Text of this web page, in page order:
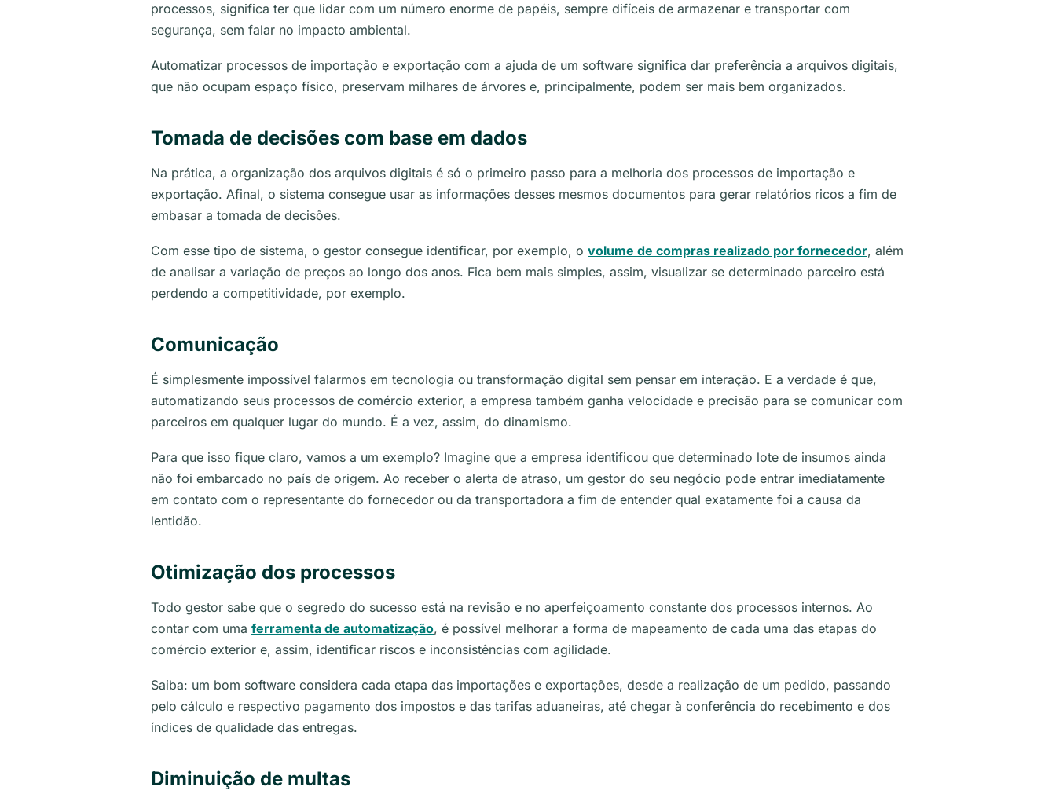
processos, significa ter que lidar com um número enorme de papéis, sempre difíceis de armazenar e transportar com
segurança, sem falar no impacto ambiental.
Automatizar processos de importação e exportação com a ajuda de um software significa dar preferência a arquivos digitais,
que não ocupam espaço físico, preservam milhares de árvores e, principalmente, podem ser mais bem organizados.
Tomada de decisões com base em dados
Na prática, a organização dos arquivos digitais é só o primeiro passo para a melhoria dos processos de importação e
exportação. Afinal, o sistema consegue usar as informações desses mesmos documentos para gerar relatórios ricos a fim de
embasar a tomada de decisões.
Com esse tipo de sistema, o gestor consegue identificar, por exemplo, o volume de compras realizado por fornecedor, além
de analisar a variação de preços ao longo dos anos. Fica bem mais simples, assim, visualizar se determinado parceiro está
perdendo a competitividade, por exemplo.
Comunicação
É simplesmente impossível falarmos em tecnologia ou transformação digital sem pensar em interação. E a verdade é que,
automatizando seus processos de comércio exterior, a empresa também ganha velocidade e precisão para se comunicar com
parceiros em qualquer lugar do mundo. É a vez, assim, do dinamismo.
Para que isso fique claro, vamos a um exemplo? Imagine que a empresa identificou que determinado lote de insumos ainda
não foi embarcado no país de origem. Ao receber o alerta de atraso, um gestor do seu negócio pode entrar imediatamente
em contato com o representante do fornecedor ou da transportadora a fim de entender qual exatamente foi a causa da
lentidão.
Otimização dos processos
Todo gestor sabe que o segredo do sucesso está na revisão e no aperfeiçoamento constante dos processos internos. Ao
contar com uma ferramenta de automatização, é possível melhorar a forma de mapeamento de cada uma das etapas do
comércio exterior e, assim, identificar riscos e inconsistências com agilidade.
Saiba: um bom software considera cada etapa das importações e exportações, desde a realização de um pedido, passando
pelo cálculo e respectivo pagamento dos impostos e das tarifas aduaneiras, até chegar à conferência do recebimento e dos
índices de qualidade das entregas.
Diminuição de multas